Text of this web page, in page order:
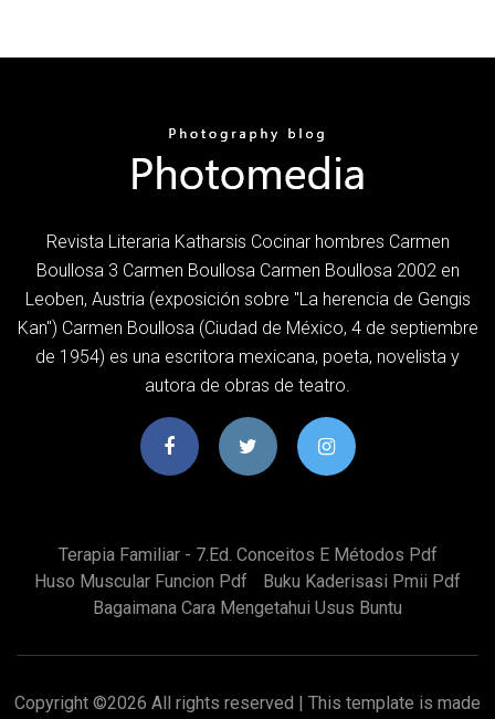
Revista Literaria Katharsis Cocinar hombres Carmen
Boullosa 3 Carmen Boullosa Carmen Boullosa 2002 en
Leoben, Austria (exposición sobre "La herencia de Gengis
Kan") Carmen Boullosa (Ciudad de México, 4 de septiembre
de 1954) es una escritora mexicana, poeta, novelista y
autora de obras de teatro.
Terapia Familiar - 7.ed. Conceitos E Métodos Pdf
Huso Muscular Funcion Pdf
Buku Kaderisasi Pmii Pdf
Bagaimana Cara Mengetahui Usus Buntu
Copyright ©2026 All rights reserved | This template is made